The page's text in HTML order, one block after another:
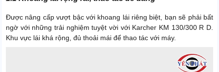
Được nâng cấp vượt bậc với khoang lái riêng biệt, bạn sẽ phải bất
ngờ với những trải nghiệm tuyệt vời với Karcher KM 130/300 R D.
Khu vực lái khá rộng, đủ thoải mái để thao tác với máy.